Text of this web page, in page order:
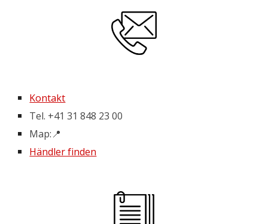
Kontakt
Tel. +41 31 848 23 00
Map:📍
Händler finden